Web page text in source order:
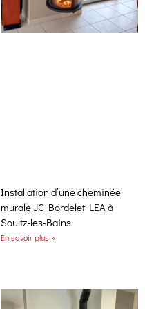
Installation d’une cheminée
murale JC Bordelet LEA à
Soultz-les-Bains
En savoir plus »